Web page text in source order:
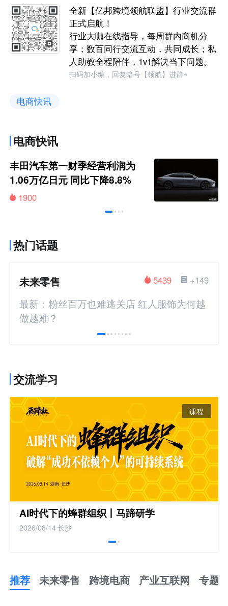
全新【亿邦跨境领航联盟】行业交流群
正式启航！
行业大咖在线指导，每周群内商机分
享；数百同行交流互动，共同成长；私
人助教全程陪伴，1v1解决当下问题。
扫码加小编，回复暗号【领航】进群~
电商快讯
电商快讯
丰田汽车第一财季经营利润为
1.06万亿日元 同比下降8.8%
1900
热门话题
未来零售 +149
5439
最新：粉丝百万也难逃关店 红人服饰为何越
做越难？
交流学习
课程
AI时代下的蜂群组织丨马蹄研学
2026/08/14长沙
推荐 未来零售 跨境电商 产业互联网 专题